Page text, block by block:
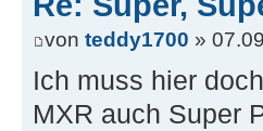
von teddy1700 »
Ich muss hier
MXR auch Super